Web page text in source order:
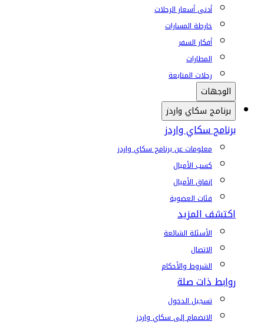
أدنى أسعار الرحلات
خارطة المسارات
أفكار السفر
المطارات
رحلات المتابعة
الوجهات
برنامج سكاي واردز
برنامج سكاي واردز
معلومات عن برنامج سكاي واردز
كسب الأميال
إنفاق الأميال
فئات العضوية
اكتشف المزيد
الأسئلة الشائعة
الاتصال
الشروط والأحكام
روابط ذات صلة
تسجيل الدخول
الانضمام إلى سكاي واردز